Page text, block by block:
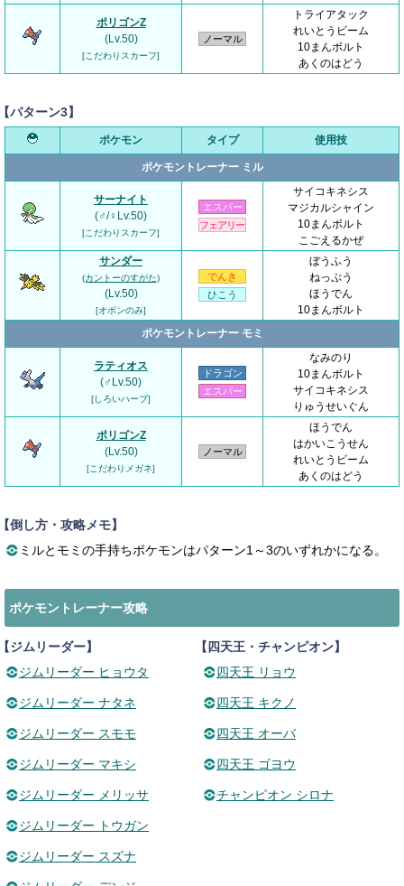
ポリゴンZ
(Lv.50)
[こだわりスカーフ]
ノーマル
トライアタック
れいとうビーム
10まんボルト
あくのはどう
パターン3】
ポケモン タイプ 使用技
ポケモントレーナー ミル
サーナイト
(♂/♀Lv.50)
[こだわりスカーフ]
エスパー
フェアリー
サイコキネシス
マジカルシャイン
10まんボルト
こごえるかぜ
サンダー
(カントーのすがた)
(Lv.50)
[オボンのみ]
でんき
ひこう
ぼうふう
ねっぷう
ほうでん
10まんボルト
ポケモントレーナー モミ
ラティオス
(♂Lv.50)
[しろいハーブ]
ドラゴン
エスパー
なみのり
10まんボルト
サイコキネシス
りゅうせいぐん
ポリゴンZ
(Lv.50)
[こだわりメガネ]
ノーマル
ほうでん
はかいこうせん
れいとうビーム
あくのはどう
倒し方・攻略メモ】
ミルとモミの手持ちポケモンはパターン1～3のいずれかになる。
ポケモントレーナー攻略
ジムリーダー】
ジムリーダー ヒョウタ
ジムリーダー ナタネ
ジムリーダー スモモ
ジムリーダー マキシ
ジムリーダー メリッサ
ジムリーダー トウガン
ジムリーダー スズナ
【四天王・チャンピオン】
四天王 リョウ
四天王 キクノ
四天王 オーバ
四天王 ゴヨウ
チャンピオン シロナ